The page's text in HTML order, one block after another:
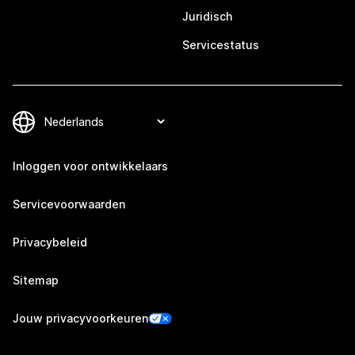
Juridisch
Servicestatus
Inloggen voor ontwikkelaars
Servicevoorwaarden
Privacybeleid
Sitemap
Jouw privacyvoorkeuren